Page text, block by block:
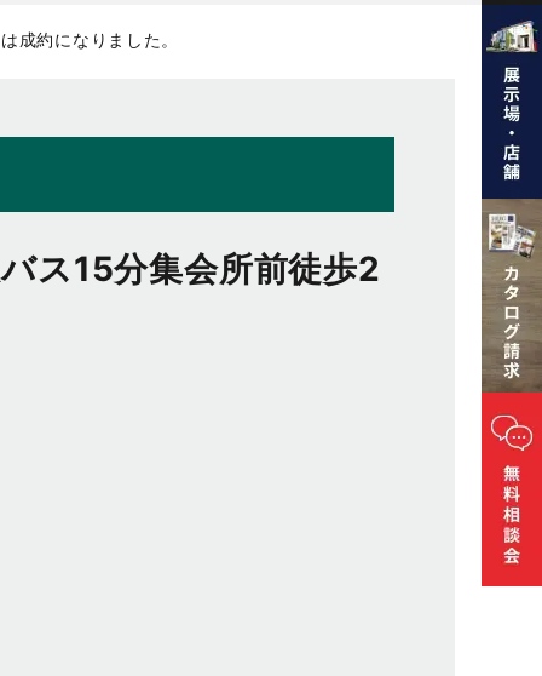
成約になりました。
ス15分集会所前徒歩2